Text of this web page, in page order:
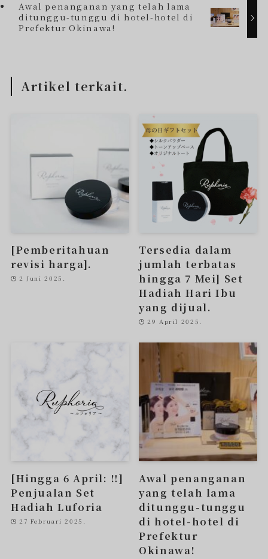
Awal penanganan yang telah lama
ditunggu-tunggu di hotel-hotel di
Prefektur Okinawa!
Artikel terkait.
[Pemberitahuan
revisi harga].
2 Juni 2025.
Tersedia dalam
jumlah terbatas
hingga 7 Mei] Set
Hadiah Hari Ibu
yang dijual.
29 April 2025.
[Hingga 6 April: ‼︎]
Penjualan Set
Hadiah Luforia
27 Februari 2025.
Awal penanganan
yang telah lama
ditunggu-tunggu
di hotel-hotel di
Prefektur
Okinawa!